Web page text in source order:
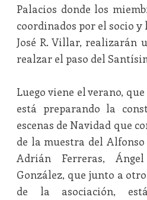
Palacios donde los
coordinados por el socio y
José R. Villar, realizarán
realzar el paso del
Luego viene el verano,
está preparando la
escenas de Navidad que
de la muestra del
Adrián Ferreras,
González, que junto a
de la asociación,